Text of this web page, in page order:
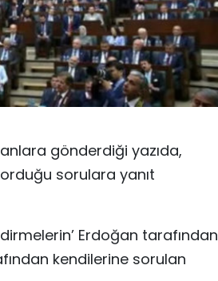
gönderdiği yazıda,
sorulara yanıt
Erdoğan tarafından
kendilerine sorulan